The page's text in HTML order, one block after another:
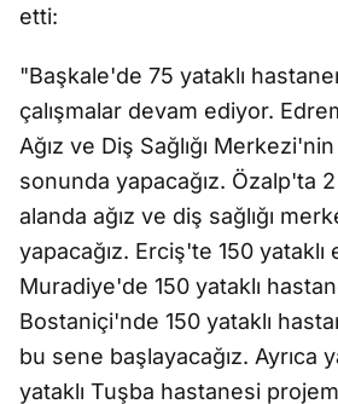
etti:
"Başkale'de 75 yataklı
çalışmalar devam ediyor.
Ağız ve Diş Sağlığı
sonunda yapacağız. Özalp'ta
alanda ağız ve diş sağlığı
yapacağız. Erciş'te 150 yataklı
Muradiye'de 150 yataklı
Bostaniçi'nde 150 yataklı
bu sene başlayacağız. Ayrıca
yataklı Tuşba hastanesi